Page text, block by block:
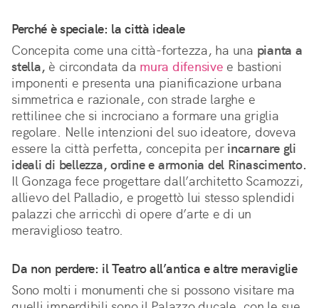
Perché è speciale: la città ideale
Concepita come una città-fortezza, ha una pianta a
stella, è circondata da mura difensive e bastioni
imponenti e presenta una pianificazione urbana
simmetrica e razionale, con strade larghe e
rettilinee che si incrociano a formare una griglia
regolare. Nelle intenzioni del suo ideatore, doveva
essere la città perfetta, concepita per incarnare gli
ideali di bellezza, ordine e armonia del Rinascimento.
Il Gonzaga fece progettare dall’architetto Scamozzi,
allievo del Palladio, e progettò lui stesso splendidi
palazzi che arricchì di opere d’arte e di un
meraviglioso teatro.
Da non perdere: il Teatro all’antica e altre meraviglie
Sono molti i monumenti che si possono visitare ma